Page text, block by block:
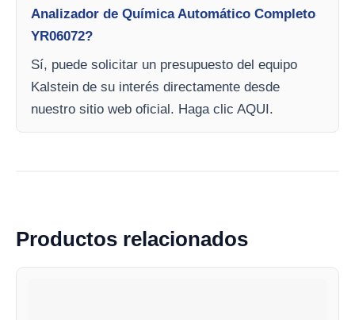
Analizador de Química Automático Completo
YR06072?
Sí, puede solicitar un presupuesto del equipo
Kalstein de su interés directamente desde
nuestro sitio web oficial. Haga clic AQUI.
Productos relacionados